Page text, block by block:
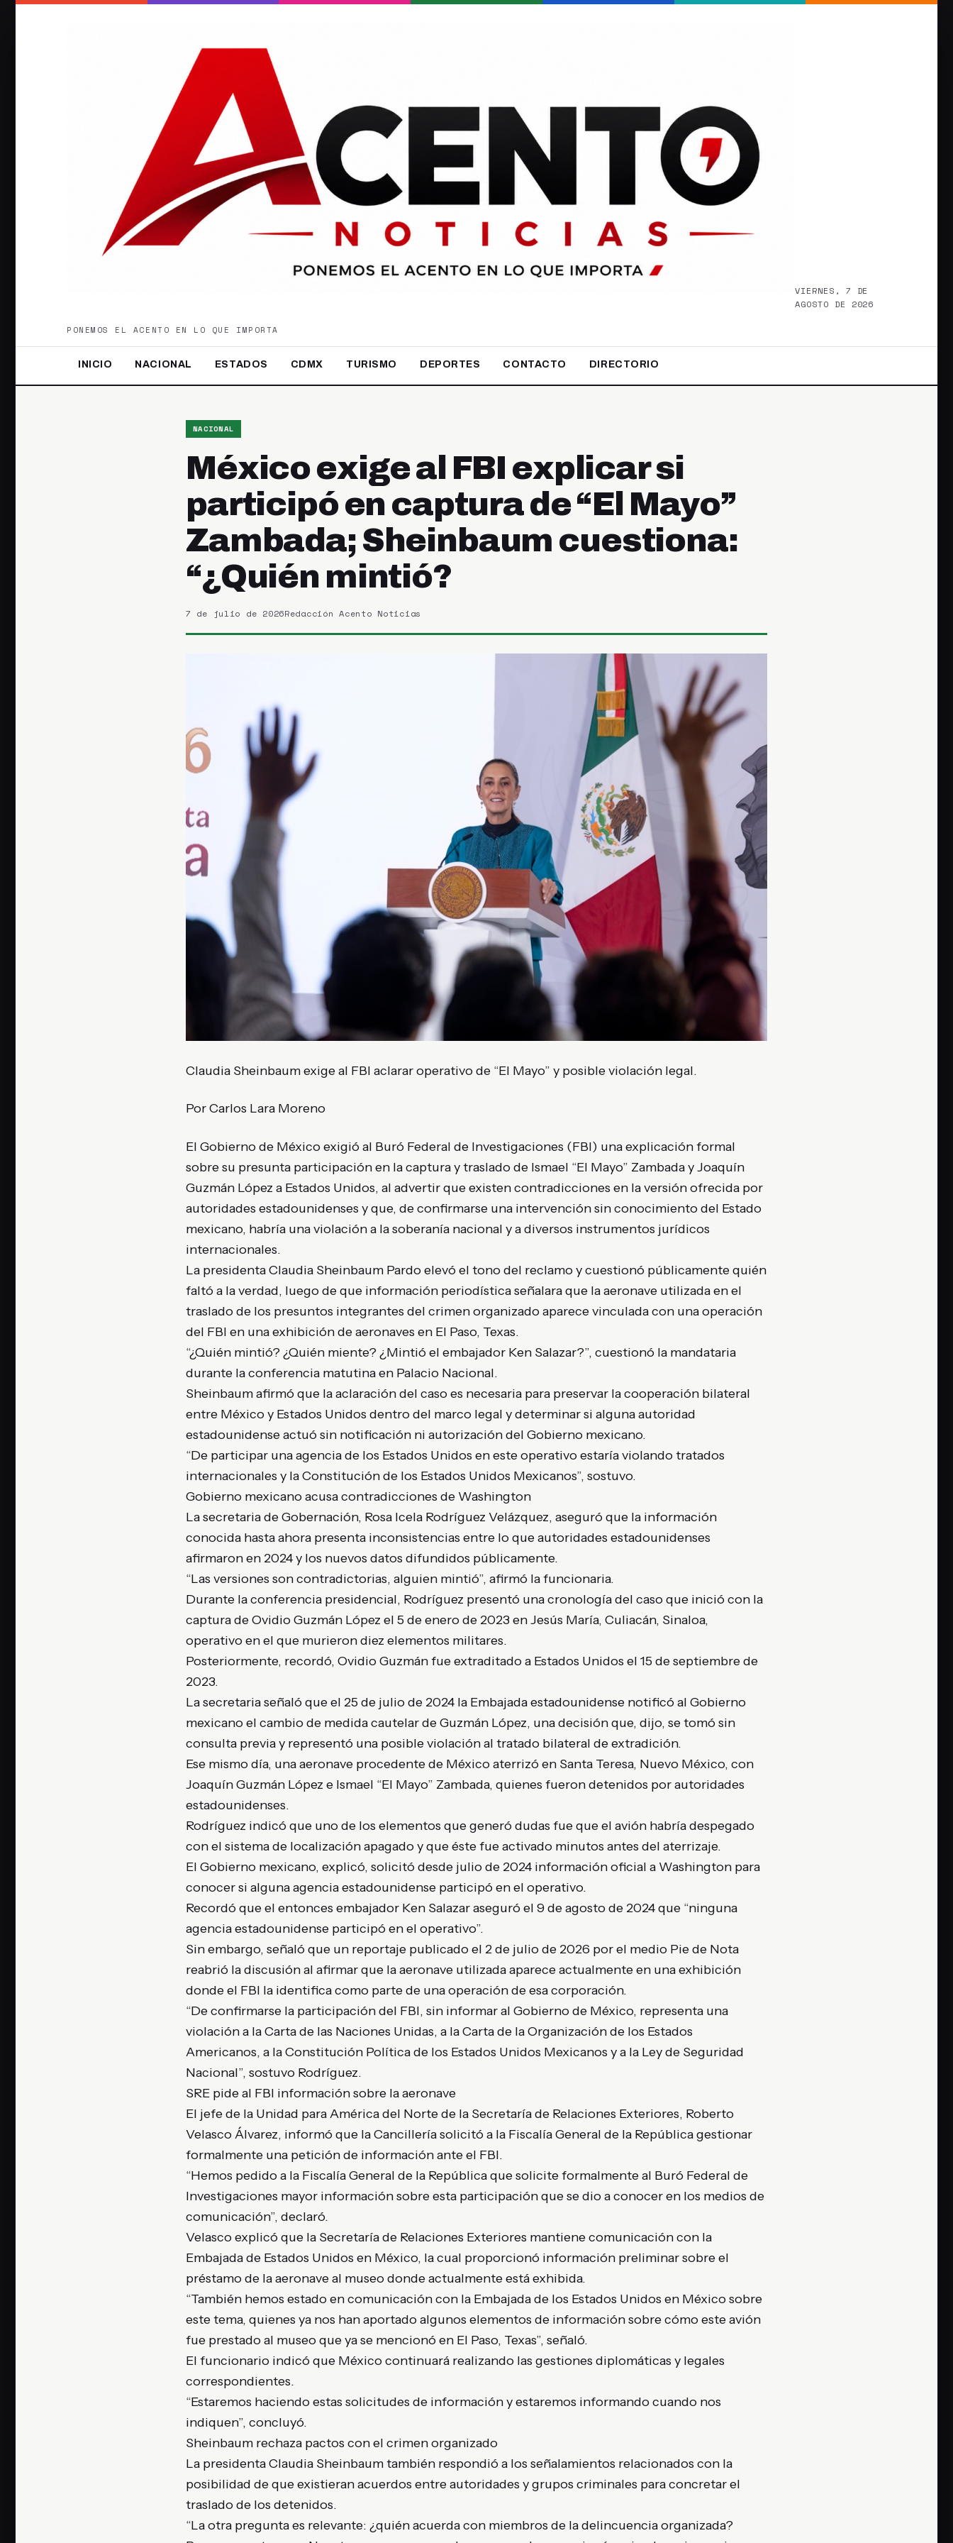
VIERNES, 7 DE
AGOSTO DE 2026
PONEMOS EL ACENTO EN LO QUE IMPORTA
INICIO NACIONAL ESTADOS CDMX TURISMO DEPORTES CONTACTO DIRECTORIO
NACIONAL
México exige al FBI explicar si
participó en captura de “El Mayo”
Zambada; Sheinbaum cuestiona:
“¿Quién mintió?
7 de julio de 2026Redacción Acento Noticias
Claudia Sheinbaum exige al FBI aclarar operativo de “El Mayo” y posible violación legal.
Por Carlos Lara Moreno
El Gobierno de México exigió al Buró Federal de Investigaciones (FBI) una explicación formal
sobre su presunta participación en la captura y traslado de Ismael “El Mayo” Zambada y Joaquín
Guzmán López a Estados Unidos, al advertir que existen contradicciones en la versión ofrecida por
autoridades estadounidenses y que, de confirmarse una intervención sin conocimiento del Estado
mexicano, habría una violación a la soberanía nacional y a diversos instrumentos jurídicos
internacionales.
La presidenta Claudia Sheinbaum Pardo elevó el tono del reclamo y cuestionó públicamente quién
faltó a la verdad, luego de que información periodística señalara que la aeronave utilizada en el
traslado de los presuntos integrantes del crimen organizado aparece vinculada con una operación
del FBI en una exhibición de aeronaves en El Paso, Texas.
“¿Quién mintió? ¿Quién miente? ¿Mintió el embajador Ken Salazar?”, cuestionó la mandataria
durante la conferencia matutina en Palacio Nacional.
Sheinbaum afirmó que la aclaración del caso es necesaria para preservar la cooperación bilateral
entre México y Estados Unidos dentro del marco legal y determinar si alguna autoridad
estadounidense actuó sin notificación ni autorización del Gobierno mexicano.
“De participar una agencia de los Estados Unidos en este operativo estaría violando tratados
internacionales y la Constitución de los Estados Unidos Mexicanos”, sostuvo.
Gobierno mexicano acusa contradicciones de Washington
La secretaria de Gobernación, Rosa Icela Rodríguez Velázquez, aseguró que la información
conocida hasta ahora presenta inconsistencias entre lo que autoridades estadounidenses
afirmaron en 2024 y los nuevos datos difundidos públicamente.
“Las versiones son contradictorias, alguien mintió”, afirmó la funcionaria.
Durante la conferencia presidencial, Rodríguez presentó una cronología del caso que inició con la
captura de Ovidio Guzmán López el 5 de enero de 2023 en Jesús María, Culiacán, Sinaloa,
operativo en el que murieron diez elementos militares.
Posteriormente, recordó, Ovidio Guzmán fue extraditado a Estados Unidos el 15 de septiembre de
2023.
La secretaria señaló que el 25 de julio de 2024 la Embajada estadounidense notificó al Gobierno
mexicano el cambio de medida cautelar de Guzmán López, una decisión que, dijo, se tomó sin
consulta previa y representó una posible violación al tratado bilateral de extradición.
Ese mismo día, una aeronave procedente de México aterrizó en Santa Teresa, Nuevo México, con
Joaquín Guzmán López e Ismael “El Mayo” Zambada, quienes fueron detenidos por autoridades
estadounidenses.
Rodríguez indicó que uno de los elementos que generó dudas fue que el avión habría despegado
con el sistema de localización apagado y que éste fue activado minutos antes del aterrizaje.
El Gobierno mexicano, explicó, solicitó desde julio de 2024 información oficial a Washington para
conocer si alguna agencia estadounidense participó en el operativo.
Recordó que el entonces embajador Ken Salazar aseguró el 9 de agosto de 2024 que “ninguna
agencia estadounidense participó en el operativo”.
Sin embargo, señaló que un reportaje publicado el 2 de julio de 2026 por el medio Pie de Nota
reabrió la discusión al afirmar que la aeronave utilizada aparece actualmente en una exhibición
donde el FBI la identifica como parte de una operación de esa corporación.
“De confirmarse la participación del FBI, sin informar al Gobierno de México, representa una
violación a la Carta de las Naciones Unidas, a la Carta de la Organización de los Estados
Americanos, a la Constitución Política de los Estados Unidos Mexicanos y a la Ley de Seguridad
Nacional”, sostuvo Rodríguez.
SRE pide al FBI información sobre la aeronave
El jefe de la Unidad para América del Norte de la Secretaría de Relaciones Exteriores, Roberto
Velasco Álvarez, informó que la Cancillería solicitó a la Fiscalía General de la República gestionar
formalmente una petición de información ante el FBI.
“Hemos pedido a la Fiscalía General de la República que solicite formalmente al Buró Federal de
Investigaciones mayor información sobre esta participación que se dio a conocer en los medios de
comunicación”, declaró.
Velasco explicó que la Secretaría de Relaciones Exteriores mantiene comunicación con la
Embajada de Estados Unidos en México, la cual proporcionó información preliminar sobre el
préstamo de la aeronave al museo donde actualmente está exhibida.
“También hemos estado en comunicación con la Embajada de los Estados Unidos en México sobre
este tema, quienes ya nos han aportado algunos elementos de información sobre cómo este avión
fue prestado al museo que ya se mencionó en El Paso, Texas”, señaló.
El funcionario indicó que México continuará realizando las gestiones diplomáticas y legales
correspondientes.
“Estaremos haciendo estas solicitudes de información y estaremos informando cuando nos
indiquen”, concluyó.
Sheinbaum rechaza pactos con el crimen organizado
La presidenta Claudia Sheinbaum también respondió a los señalamientos relacionados con la
posibilidad de que existieran acuerdos entre autoridades y grupos criminales para concretar el
traslado de los detenidos.
“La otra pregunta es relevante: ¿quién acuerda con miembros de la delincuencia organizada?